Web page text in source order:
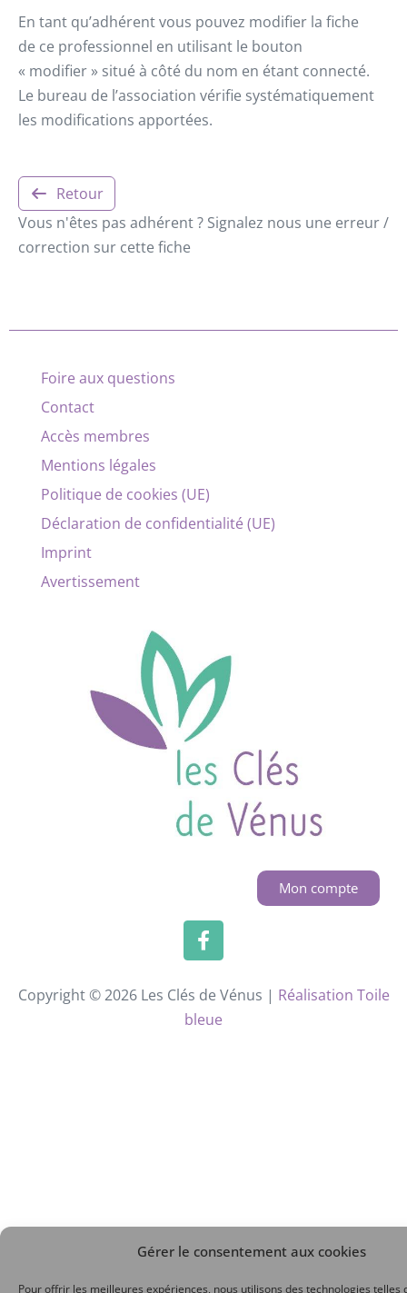
Gérer le consentement aux cookies
Pour offrir les meilleures expériences, nous utilisons des technologies telles
En tant qu’adhérent vous pouvez modifier la fiche
de ce professionnel en utilisant le bouton
« modifier » situé à côté du nom en étant connecté.
Le bureau de l’association vérifie systématiquement
les modifications apportées.
Retour
Vous n'êtes pas adhérent ? Signalez nous une erreur /
correction sur cette fiche
Foire aux questions
Contact
Accès membres
Mentions légales
Politique de cookies (UE)
Déclaration de confidentialité (UE)
Imprint
Avertissement
Mon compte
Copyright © 2026 Les Clés de Vénus | Réalisation Toile
bleue